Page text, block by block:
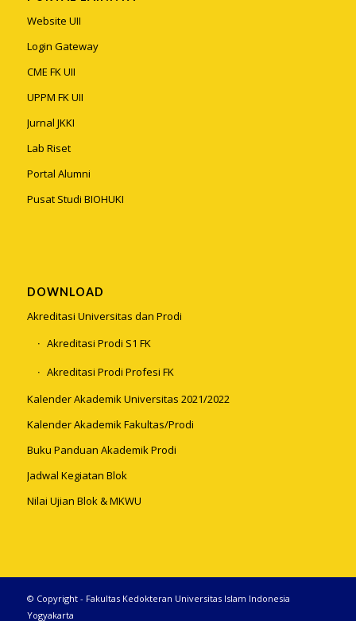
Website UII
Login Gateway
CME FK UII
UPPM FK UII
Jurnal JKKI
Lab Riset
Portal Alumni
Pusat Studi BIOHUKI
DOWNLOAD
Akreditasi Universitas dan Prodi
Akreditasi Prodi S1 FK
Akreditasi Prodi Profesi FK
Kalender Akademik Universitas 2021/2022
Kalender Akademik Fakultas/Prodi
Buku Panduan Akademik Prodi
Jadwal Kegiatan Blok
Nilai Ujian Blok & MKWU
© Copyright - Fakultas Kedokteran Universitas Islam Indonesia
Yogyakarta